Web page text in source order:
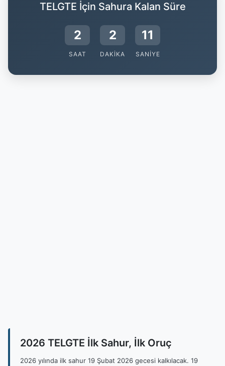
TELGTE İçin Sahura Kalan Süre
2
SAAT
2
DAKIKA
10
SANIYE
2026 TELGTE İlk Sahur, İlk Oruç
2026 yılında ilk sahur 19 Şubat 2026 gecesi kalkılacak. 19